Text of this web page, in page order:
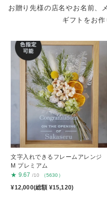
お贈り先様の店名やお名前、
ギフトをお作
文字入れできるフレームアレンジ
M プレミアム
★ 9.67 /10 （5630）
¥12,000(総額 ¥15,120)